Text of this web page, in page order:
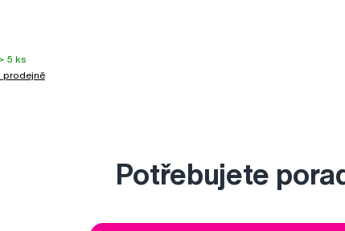
5 ks
prodejně
Potřebujete